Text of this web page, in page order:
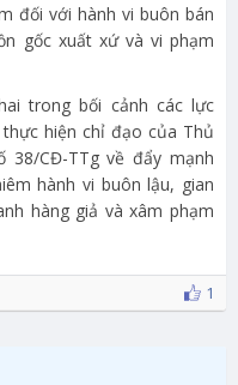
đối với hành vi buôn bán
gốc xuất xứ và vi phạm
trong bối cảnh các lực
hiện chỉ đạo của Thủ
38/CĐ-TTg về đẩy mạnh
hành vi buôn lậu, gian
hàng giả và xâm phạm
1